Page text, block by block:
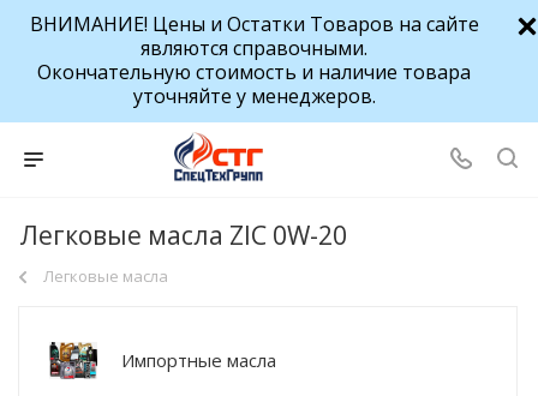
ВНИМАНИЕ! Цены и Остатки Товаров на сайте
являются справочными.
Окончательную стоимость и наличие товара
уточняйте у менеджеров.
Легковые масла ZIC 0W-20
Легковые масла
Импортные масла